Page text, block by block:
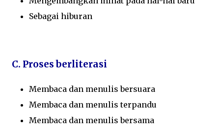
Sebagai hiburan
C. Proses berliterasi
Membaca dan menulis bersuara
Membaca dan menulis terpandu
Membaca dan menulis bersama